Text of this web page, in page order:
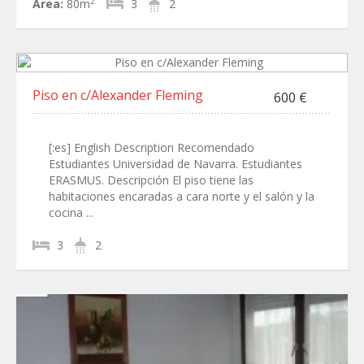
Área: 80m 3 2
Piso en c/Alexander Fleming 600 €
[:es] English Description Recomendado
Estudiantes Universidad de Navarra. Estudiantes
ERASMUS. Descripción El piso tiene las
habitaciones encaradas a cara norte y el salón y la
cocina ...
3 2